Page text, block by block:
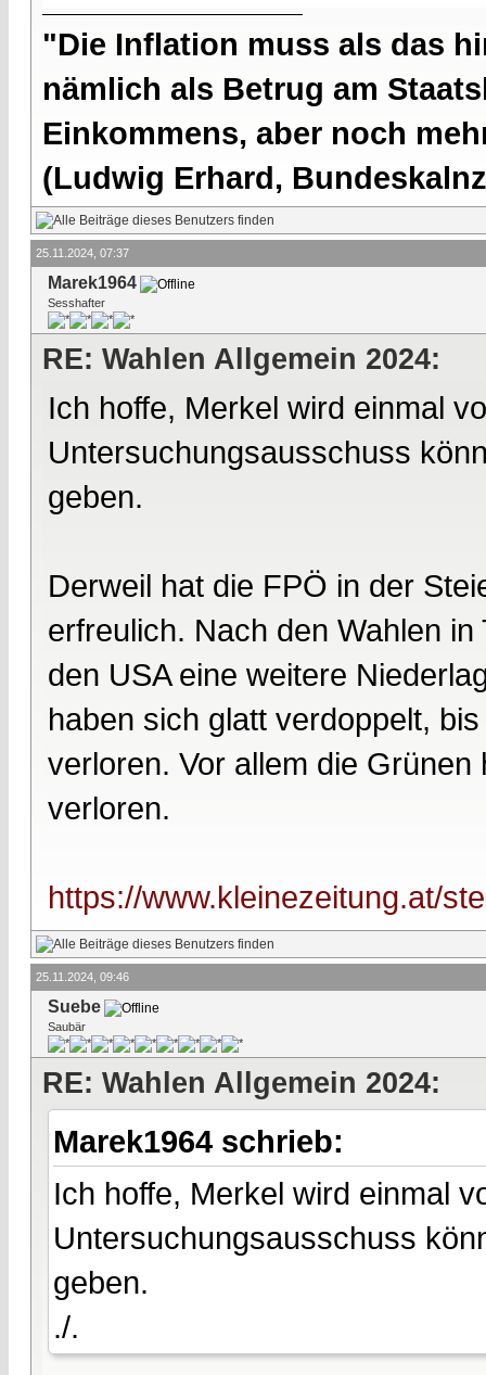
"Die Inflation muss als das
nämlich als Betrug am
Einkommens, aber noch
(Ludwig Erhard,
25.11.2024, 07:37
Marek1964
Sesshafter
RE: Wahlen Allgemein 2024:
Ich hoffe, Merkel wird einmal
Untersuchungsausschuss
geben.
Derweil hat die FPÖ in der
erfreulich. Nach den Wahlen
den USA eine weitere
haben sich glatt verdoppelt,
verloren. Vor allem die
verloren.
https://www.kleinezeitung.at/
25.11.2024, 09:46
Suebe
Saubär
RE: Wahlen Allgemein 2024:
Marek1964 schrieb:
Ich hoffe, Merkel wird einmal
Untersuchungsausschuss
geben.
./.